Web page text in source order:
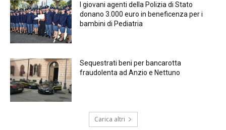
I giovani agenti della Polizia di Stato
donano 3.000 euro in beneficenza per i
bambini di Pediatria
Sequestrati beni per bancarotta
fraudolenta ad Anzio e Nettuno
Carica altri